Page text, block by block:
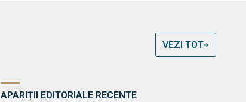
VEZI TOT
APARIȚII EDITORIALE RECENTE